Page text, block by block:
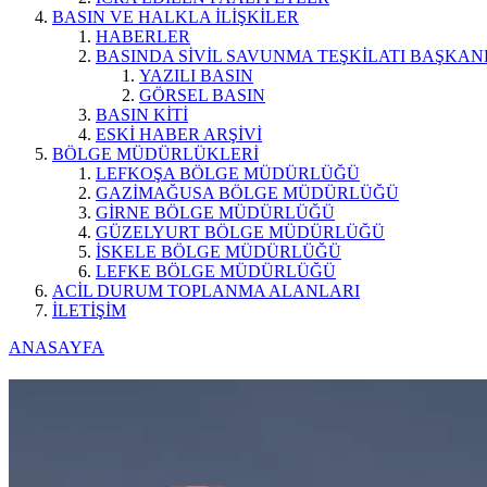
BASIN VE HALKLA İLİŞKİLER
HABERLER
BASINDA SİVİL SAVUNMA TEŞKİLATI
YAZILI BASIN
GÖRSEL BASIN
BASIN KİTİ
ESKİ HABER ARŞİVİ
BÖLGE MÜDÜRLÜKLERİ
LEFKOŞA BÖLGE MÜDÜRLÜĞÜ
GAZİMAĞUSA BÖLGE MÜDÜRLÜĞÜ
GİRNE BÖLGE MÜDÜRLÜĞÜ
GÜZELYURT BÖLGE MÜDÜRLÜĞÜ
İSKELE BÖLGE MÜDÜRLÜĞÜ
LEFKE BÖLGE MÜDÜRLÜĞÜ
ACİL DURUM TOPLANMA ALANLARI
İLETİŞİM
ANASAYFA